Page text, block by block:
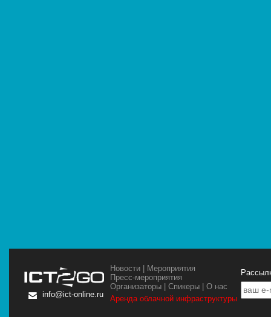
info@ict-online.ru
Новости | Мероприятия
Пресс-мероприятия
Организаторы |Спикеры |О нас
Аренда облачной инфраструктуры